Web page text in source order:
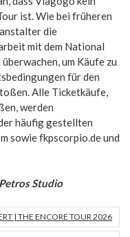
ist. Wie bei früheren
die
mit dem National
um Käufe zu
für den
Alle Ticketkäufe,
werden
häufig gestellten
sowie fkpscorpio.de und
Studio
| THE ENCORE TOUR 2026